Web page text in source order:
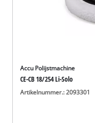
Accu Polijstmachine
CE-CB 18/254 Li-Solo
Artikelnummer.: 2093301